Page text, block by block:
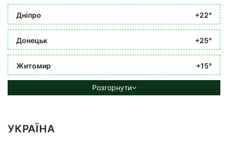
Дніпро +22°
Донецьк +25°
Житомир +15°
Розгорнути
УКРАЇНА